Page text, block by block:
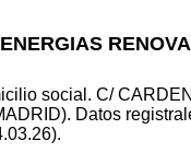
social. C/
Datos